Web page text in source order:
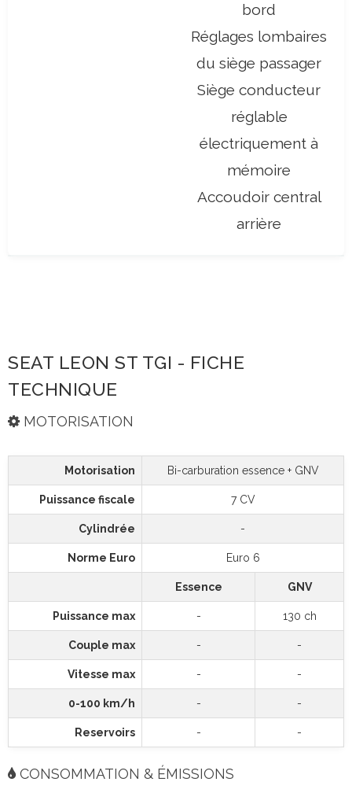
bord
Réglages lombaires
du siège passager
Siège conducteur
réglable
électriquement à
mémoire
Accoudoir central
arrière
SEAT LEON ST TGI - FICHE
TECHNIQUE
MOTORISATION
Motorisation Bi-carburation essence + GNV
Puissance fiscale 7 CV
Cylindrée -
Norme Euro Euro 6
Essence GNV
Puissance max - 130 ch
Couple max - -
Vitesse max - -
0-100 km/h - -
Reservoirs - -
CONSOMMATION & ÉMISSIONS